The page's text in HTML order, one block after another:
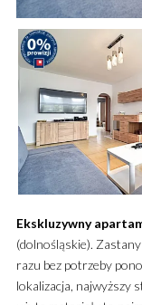
Ekskluzywny
(dolnośląskie). Zastany
razu bez potrzeby
lokalizacja, najwyższy